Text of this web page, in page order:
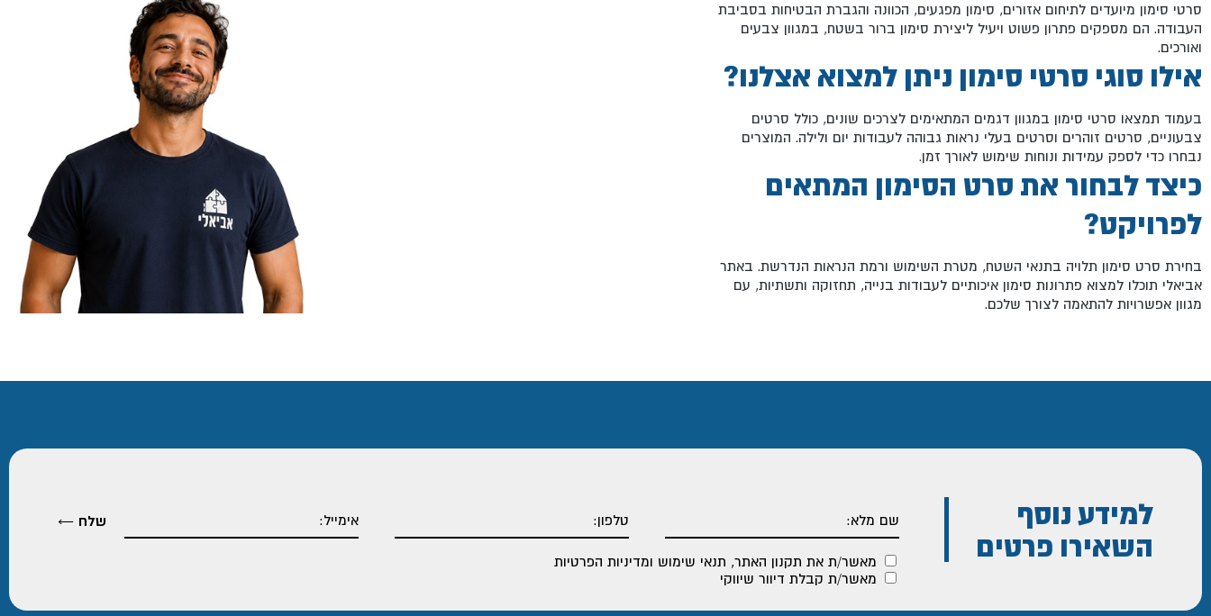
סרטי סימון מיועדים לתיחום אזורים, סימון מפגעים, הכוונה והגברת הבטיחות בסביבת
העבודה. הם מספקים פתרון פשוט ויעיל ליצירת סימון ברור בשטח, במגוון צבעים
ואורכים.
אילו סוגי סרטי סימון ניתן למצוא אצלנו?
בעמוד תמצאו סרטי סימון במגוון דגמים המתאימים לצרכים שונים, כולל סרטים
צבעוניים, סרטים זוהרים וסרטים בעלי נראות גבוהה לעבודות יום ולילה. המוצרים
נבחרו כדי לספק עמידות ונוחות שימוש לאורך זמן.
כיצד לבחור את סרט הסימון המתאים
לפרויקט?
בחירת סרט סימון תלויה בתנאי השטח, מטרת השימוש ורמת הנראות הנדרשת. באתר
אביאלי תוכלו למצוא פתרונות סימון איכותיים לעבודות בנייה, תחזוקה ותשתיות, עם
מגוון אפשרויות להתאמה לצורך שלכם.
למידע נוסף
השאירו פרטים
מאשר/ת את תקנון האתר, תנאי שימוש ומדיניות הפרטיות
מאשר/ת קבלת דיוור שיווקי